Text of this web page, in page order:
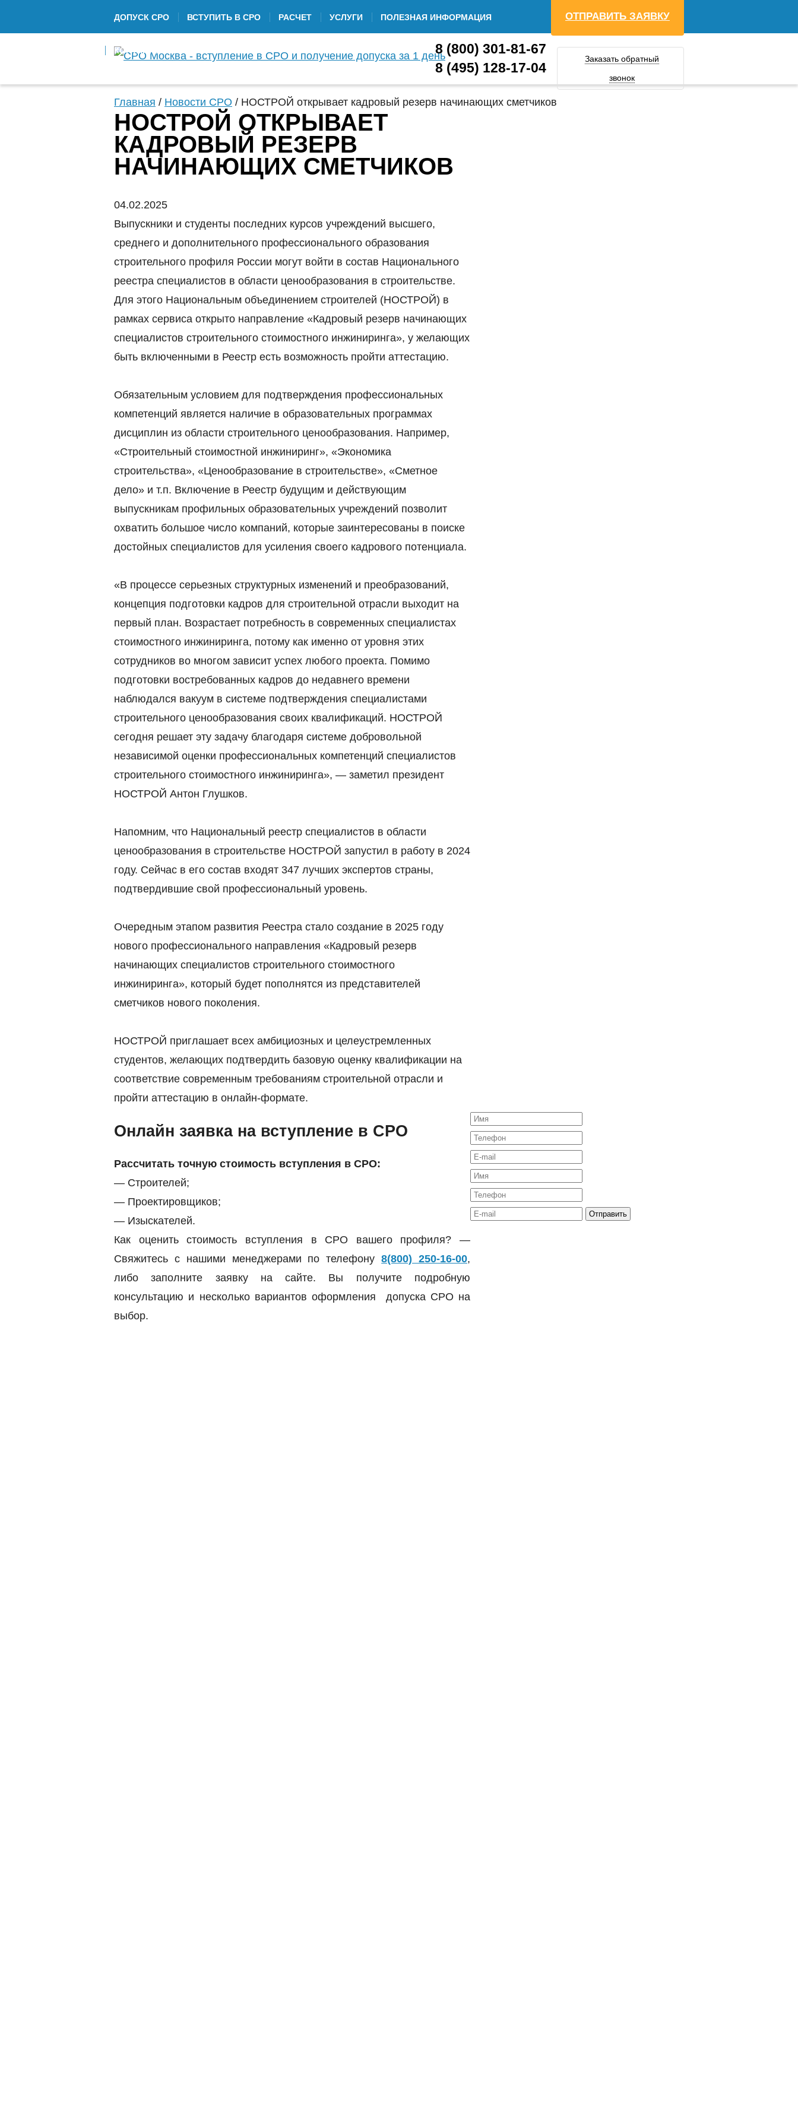
ДОПУСК СРО ВСТУПИТЬ В СРО РАСЧЕТ УСЛУГИ ПОЛЕЗНАЯ ИНФОРМАЦИЯ
КОНТАКТЫ
ОТПРАВИТЬ ЗАЯВКУ
8 (800) 301-81-67
8 (495) 128-17-04
Заказать обратный
звонок
Главная / Новости СРО / НОСТРОЙ открывает кадровый резерв начинающих сметчиков
НОСТРОЙ ОТКРЫВАЕТ
КАДРОВЫЙ РЕЗЕРВ
НАЧИНАЮЩИХ СМЕТЧИКОВ
04.02.2025
Выпускники и студенты последних курсов учреждений высшего,
среднего и дополнительного профессионального образования
строительного профиля России могут войти в состав Национального
реестра специалистов в области ценообразования в строительстве.
Для этого Национальным объединением строителей (НОСТРОЙ) в
рамках сервиса открыто направление «Кадровый резерв начинающих
специалистов строительного стоимостного инжиниринга», у желающих
быть включенными в Реестр есть возможность пройти аттестацию.
Обязательным условием для подтверждения профессиональных
компетенций является наличие в образовательных программах
дисциплин из области строительного ценообразования. Например,
«Строительный стоимостной инжиниринг», «Экономика
строительства», «Ценообразование в строительстве», «Сметное
дело» и т.п. Включение в Реестр будущим и действующим
выпускникам профильных образовательных учреждений позволит
охватить большое число компаний, которые заинтересованы в поиске
достойных специалистов для усиления своего кадрового потенциала.
«В процессе серьезных структурных изменений и преобразований,
концепция подготовки кадров для строительной отрасли выходит на
первый план. Возрастает потребность в современных специалистах
стоимостного инжиниринга, потому как именно от уровня этих
сотрудников во многом зависит успех любого проекта. Помимо
подготовки востребованных кадров до недавнего времени
наблюдался вакуум в системе подтверждения специалистами
строительного ценообразования своих квалификаций. НОСТРОЙ
сегодня решает эту задачу благодаря системе добровольной
независимой оценки профессиональных компетенций специалистов
строительного стоимостного инжиниринга», — заметил президент
НОСТРОЙ Антон Глушков.
Напомним, что Национальный реестр специалистов в области
ценообразования в строительстве НОСТРОЙ запустил в работу в 2024
году. Сейчас в его состав входят 347 лучших экспертов страны,
подтвердившие свой профессиональный уровень.
Очередным этапом развития Реестра стало создание в 2025 году
нового профессионального направления «Кадровый резерв
начинающих специалистов строительного стоимостного
инжиниринга», который будет пополнятся из представителей
сметчиков нового поколения.
НОСТРОЙ приглашает всех амбициозных и целеустремленных
студентов, желающих подтвердить базовую оценку квалификации на
соответствие современным требованиям строительной отрасли и
пройти аттестацию в онлайн-формате.
Онлайн заявка на вступление в СРО
Рассчитать точную стоимость вступления в СРО:
— Строителей;
— Проектировщиков;
— Изыскателей.
Как оценить стоимость вступления в СРО вашего профиля? —
Свяжитесь с нашими менеджерами по телефону8(800) 250-16-00,
либо заполните заявку на сайте. Вы получите подробную
консультацию и несколько вариантов оформления допуска СРО на
выбор.